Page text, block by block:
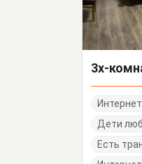
Дети
Есть